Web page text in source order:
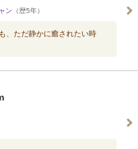
ン （歴5年）
、ただ静かに癒されたい時